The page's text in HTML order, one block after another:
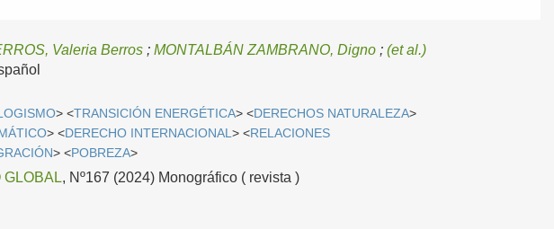
Valeria Berros ;MONTALBÁN ZAMBRANO, Digno ;(et al.)
> <TRANSICIÓN ENERGÉTICA> <DERECHOS NATURALEZA>
> <DERECHO INTERNACIONAL> <RELACIONES
> <POBREZA>
GLOBAL, Nº167 (2024) Monográfico ( revista )